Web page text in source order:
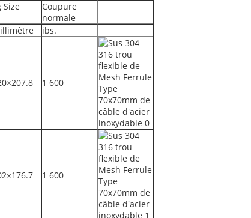
Coupure
normale
ibs.
1 600
1 600